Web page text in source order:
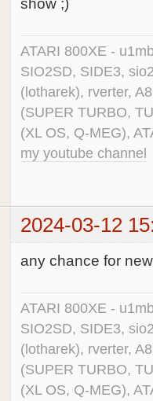
show ;)
ATARI 800XE -
SIO2SD, SIDE3,
(lotharek), rverter,
(SUPER TURBO,
(XL OS, Q-MEG),
my youtube channel
2024-03-12
any chance for
ATARI 800XE -
SIO2SD, SIDE3,
(lotharek), rverter,
(SUPER TURBO,
(XL OS, Q-MEG),